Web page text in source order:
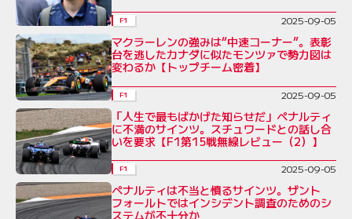
F1 2025-09-05
マクラーレンの強みは“中速コーナー”。表彰
台を逃したカナダに似たモンツァで勢力図は
変わるか【トップチーム密着】
F1 2025-09-05
「人生で最もばかげた知らせだ」ペナルティ
に不満のサインツ。スチュワードとの話し合
いを要求【F1第15戦無線レビュー（2）】
F1 2025-09-05
ペナルティは不当と憤るサインツ。ザント
フォールトではインシデント調査のためのシ
ステムが不十分か